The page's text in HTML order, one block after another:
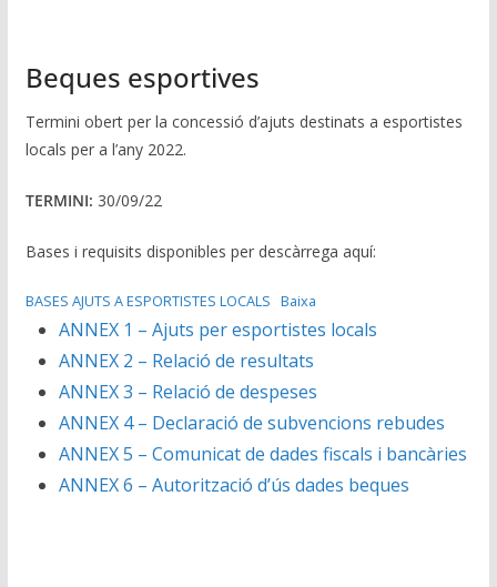
Beques esportives
Termini obert per la concessió d’ajuts destinats a esportistes
locals per a l’any 2022.
TERMINI: 30/09/22
Bases i requisits disponibles per descàrrega aquí:
BASES AJUTS A ESPORTISTES LOCALS Baixa
ANNEX 1 – Ajuts per esportistes locals
ANNEX 2 – Relació de resultats
ANNEX 3 – Relació de despeses
ANNEX 4 – Declaració de subvencions rebudes
ANNEX 5 – Comunicat de dades fiscals i bancàries
ANNEX 6 – Autorització d’ús dades beques